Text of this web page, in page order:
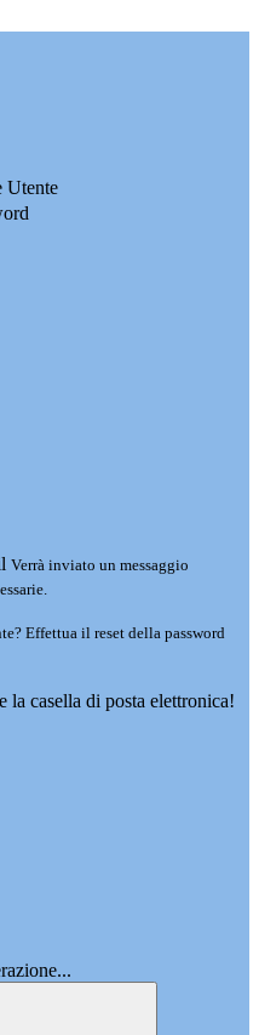
Utente
Verrà inviato un messaggio
Effettua il reset della password
casella di posta elettronica!